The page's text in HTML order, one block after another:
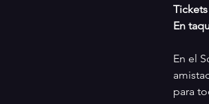
En
En el
para